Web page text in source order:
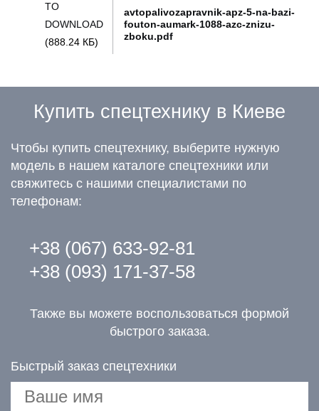
TO
DOWNLOAD
(888.24 КБ)
avtopalivozapravnik-apz-5-na-bazi-
fouton-aumark-1088-azc-znizu-
zboku.pdf
Купить спецтехнику в Киеве
Чтобы купить спецтехнику, выберите нужную
модель в нашем каталоге спецтехники или
свяжитесь с нашими специалистами по
телефонам:
+38 (067) 633-92-81
+38 (093) 171-37-58
Также вы можете воспользоваться формой
быстрого заказа.
Быстрый заказ спецтехники